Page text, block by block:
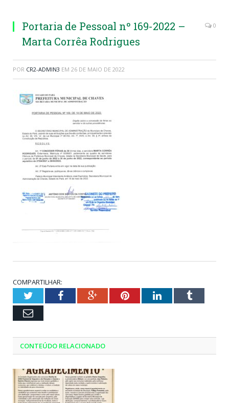
Portaria de Pessoal nº 169-2022 –
Marta Corrêa Rodrigues
0
POR CR2-ADMIN3 EM 26 DE MAIO DE 2022
COMPARTILHAR:
TwitterFacebookGoogle+PinterestLinkedInTumblr
Email
CONTEÚDO RELACIONADO